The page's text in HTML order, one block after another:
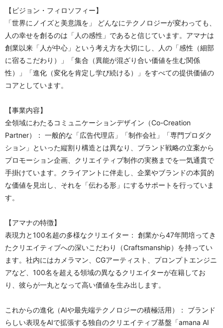
【ビジョン・フィロソフィー】
「世界にノイズと美意識を」 どんなにテクノロジーが変わっても、
人の幸せを創るのは「人の感性」であると信じています。アマナは
創業以来「人が中心」という考え方を大切にし、人の「感性（細部
に宿るこだわり）」「集合（異能が混ざり合い価値を生む関係
性）」「進化（変化を肯定し学び続ける）」をすべての提供価値の
コアとしています。
【事業内容】
全領域にわたるコミュニケーションデザイン（Co-Creation
Partner）： 一般的な「広告代理店」「制作会社」「専門プロダク
ション」といった縦割り構造とは異なり、ブランド戦略の立案から
プロモーション企画、クリエイティブ制作の実務までを一気通貫で
手掛けています。クライアントに伴走し、企業やブランドの本質的
な価値を見出し、それを「伝わる形」にするサポートを行っていま
す。
【アマナの特徴】
表現力と100名超の多様なクリエイター： 創業から47年間培ってき
たクリエイティブへの深いこだわり（Craftsmanship）を持ってい
ます。社内にはカメラマン、CGアーティスト、プロンプトエンジニ
アなど、100名を超える領域の異なるクリエイターが在籍してお
り、彼らが一丸となって高い価値を生み出します。
これからの進化（AIや最先端テクノロジーの積極活用）： ブランド
らしい表現をAIで拡張する独自のクリエイティブ基盤「amana AI